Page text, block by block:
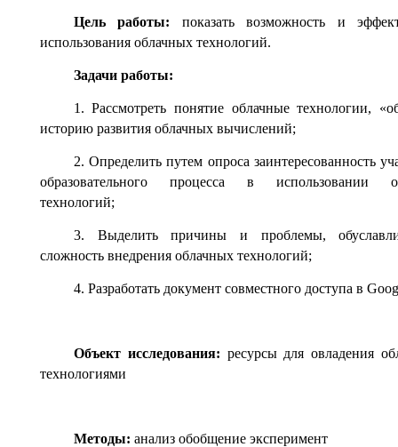
Цель работы: показать возможность и
использования облачных технологий.
Задачи работы:
1. Рассмотреть понятие облачные технологии,
историю развития облачных вычислений;
2. Определить путем опроса заинтересованность
образовательного процесса в использовании
технологий;
3. Выделить причины и проблемы,
сложность внедрения облачных технологий;
4. Разработать документ совместного доступа в
Объект исследования: ресурсы для овладения
технологиями
Методы: анализ обобщение эксперимент